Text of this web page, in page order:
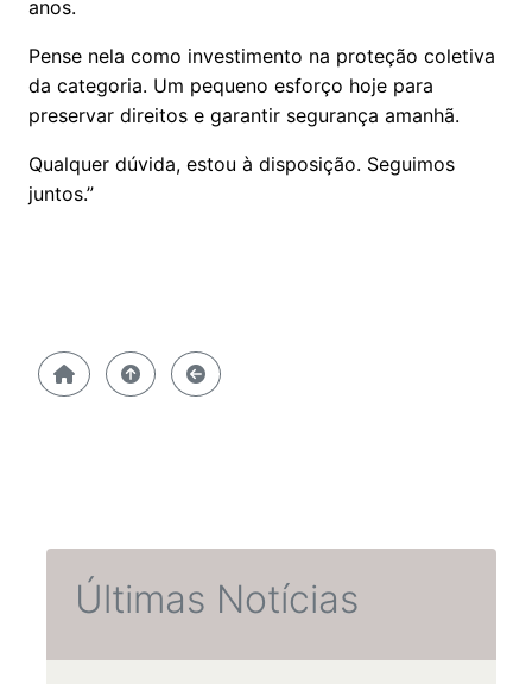
anos.
Pense nela como investimento na proteção coletiva
da categoria. Um pequeno esforço hoje para
preservar direitos e garantir segurança amanhã.
Qualquer dúvida, estou à disposição. Seguimos
juntos.”
Últimas Notícias